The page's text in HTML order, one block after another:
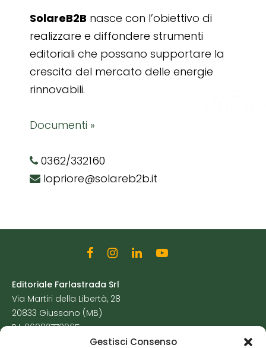
Gestisci Consenso
SolareB2B nasce con l’obiettivo di
realizzare e diffondere strumenti
editoriali che possano supportare la
crescita del mercato delle energie
rinnovabili.
Documenti »
0362/332160
lopriore@solareb2b.it
Editoriale Farlastrada Srl
Via Martiri della Libertà, 28
20833 Giussano (MB)
P.I. 06982770965